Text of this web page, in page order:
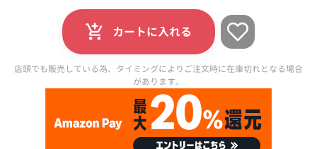
カートに入れる
店頭でも販売している為、タイミングによりご注文時に在庫切れとなる場合
があります。